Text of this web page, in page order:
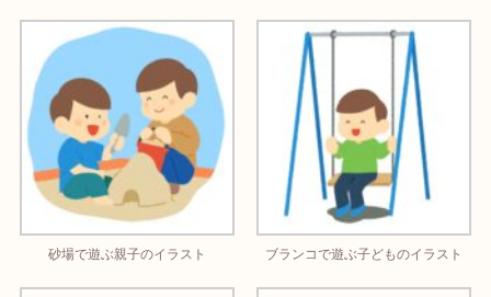
砂場で遊ぶ親子のイラスト ブランコで遊ぶ子どものイラスト